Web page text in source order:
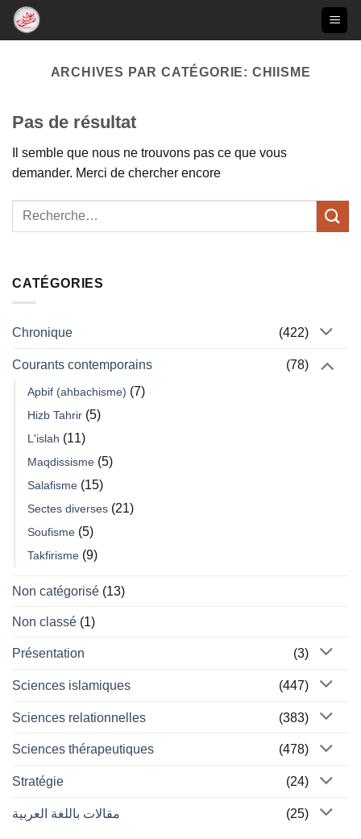
Passer
ARCHIVES PAR CATÉGORIE: CHIISME
CATÉGORIES
Chronique (422)
Courants contemporains (78)
Apbif (ahbachisme) (7)
Hizb Tahrir (5)
L'islah (11)
Maqdissisme (5)
Salafisme (15)
Sectes diverses (21)
Soufisme (5)
Takfirisme (9)
Non catégorisé (13)
Non classé (1)
Présentation (3)
Sciences islamiques (447)
Sciences relationnelles (383)
Sciences thérapeutiques (478)
Stratégie (24)
مقالات باللغة العربية (25)
Pas de résultat
Il semble que nous ne trouvons pas ce que vous
demander. Merci de chercher encore